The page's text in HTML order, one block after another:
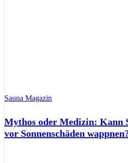
Sauna Magazin
Mythos oder Medizin: Kann
vor Sonnenschäden